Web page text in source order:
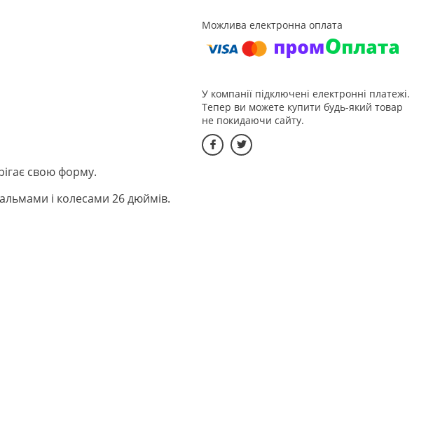
свою форму.
і колесами 26 дюймів.
У компанії підключені електронні платежі.
Тепер ви можете купити будь-який товар
не покидаючи сайту.